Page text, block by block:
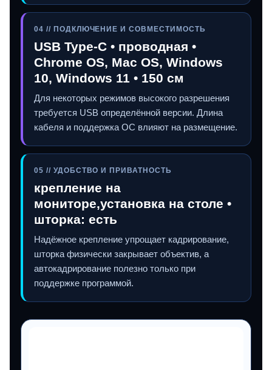
04 // ПОДКЛЮЧЕНИЕ И СОВМЕСТИМОСТЬ
USB Type-C • проводная •
Chrome OS, Mac OS, Windows
10, Windows 11 • 150 см
Для некоторых режимов высокого разрешения
требуется USB определённой версии. Длина
кабеля и поддержка ОС влияют на размещение.
05 // УДОБСТВО И ПРИВАТНОСТЬ
крепление на
мониторе,установка на столе •
шторка: есть
Надёжное крепление упрощает кадрирование,
шторка физически закрывает объектив, а
автокадрирование полезно только при
поддержке программой.